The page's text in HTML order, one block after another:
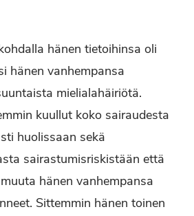
hänen tietoihinsa oli
hänen vanhempansa
mielialahäiriötä.
kuullut koko sairaudesta
huolissaan sekä
sairastumisriskistään että
hänen vanhempansa
Sittemmin hänen toinen